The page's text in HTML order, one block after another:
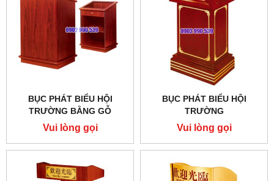
BỤC PHÁT BIỂU HỘI
TRƯỜNG BẰNG GỖ
Vui lòng gọi
BỤC PHÁT BIỂU HỘI
TRƯỜNG
Vui lòng gọi